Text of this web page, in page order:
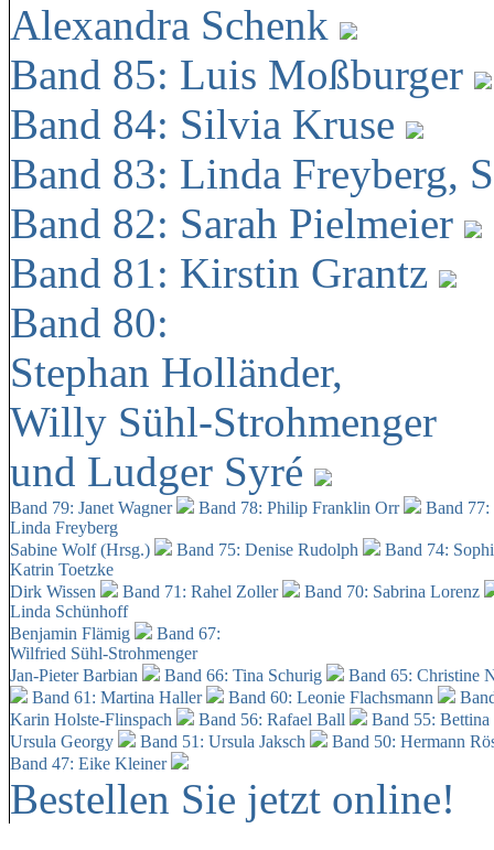
Alexandra Schenk
Band 85: Luis Moßburger
Band 84: Silvia Kruse
Band 83: Linda Freyberg,
Band 82: Sarah Pielmeier
Band 81: Kirstin Grantz
Band 80:
Stephan Holländer,
Willy Sühl-Strohmenger
und Ludger Syré
Band 79: Janet Wagner Band 78: Philip Franklin Orr
Band
Linda Freyberg
Sabine Wolf (Hrsg.)
Band 75: Denise Rudolph
Band 74:
Katrin Toetzke
Dirk Wissen
Band 71: Rahel Zoller
Band 70: Sabrina Lorenz
Linda Schünhoff
Benjamin Flämig
Band 67:
Wilfried Sühl-Strohmenger
Jan-Pieter Barbian
Band 66: Tina Schurig
Band 65: Christine
Band 61: Martina Haller
Band 60: Leonie Flachsmann
Karin Holste-Flinspach
Band 56: Rafael Ball
Band 55:
Ursula Georgy
Band 51: Ursula Jaksch Band 50: Hermann
Band 47: Eike Kleiner
Bestellen Sie jetzt online!